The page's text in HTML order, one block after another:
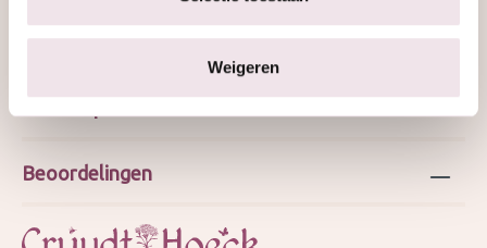
Weigeren
Over ons
Beoordelingen